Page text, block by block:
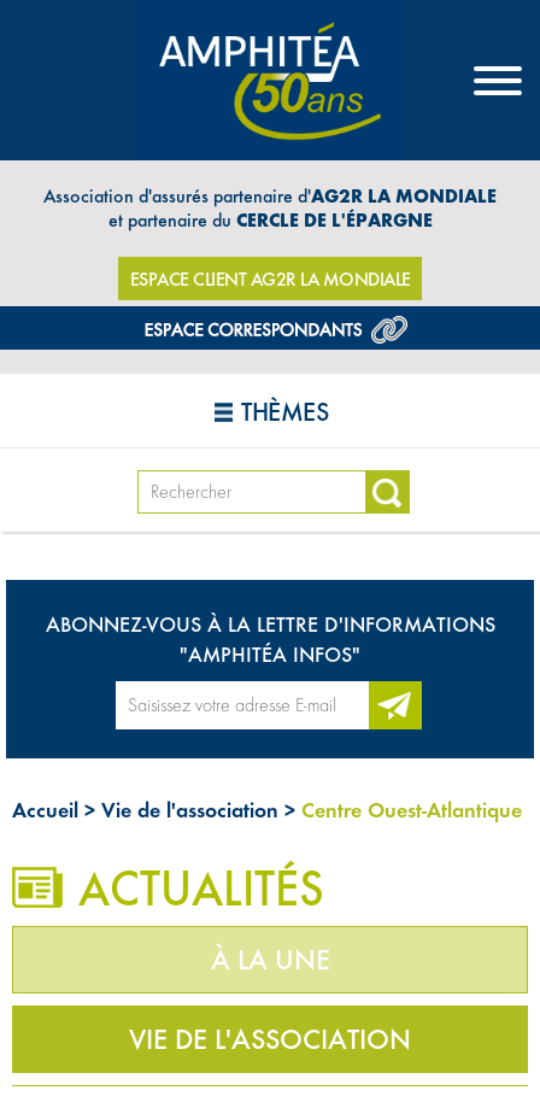
Association d'assurés partenaire d'AG2R LA MONDIALE
et partenaire du CERCLE DE L'ÉPARGNE
ESPACE CLIENT AG2R LA MONDIALE
THÈMES
ABONNEZ-VOUS À LA LETTRE D'INFORMATIONS
"AMPHITÉA INFOS"
Accueil > Vie de l'association > Centre Ouest-Atlantique
ACTUALITÉS
À LA UNE
VIE DE L'ASSOCIATION